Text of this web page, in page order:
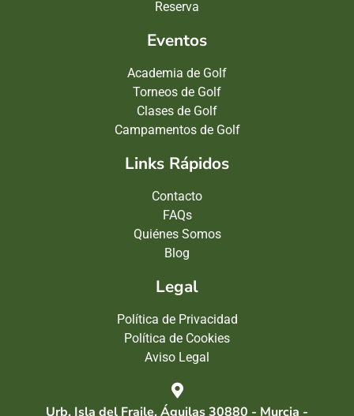
Reserva
Eventos
Academia de Golf
Torneos de Golf
Clases de Golf
Campamentos de Golf
Links Rápidos
Contacto
FAQs
Quiénes Somos
Blog
Legal
Política de Privacidad
Política de Cookies
Aviso Legal
Urb. Isla del Fraile, Águilas 30880 - Murcia -